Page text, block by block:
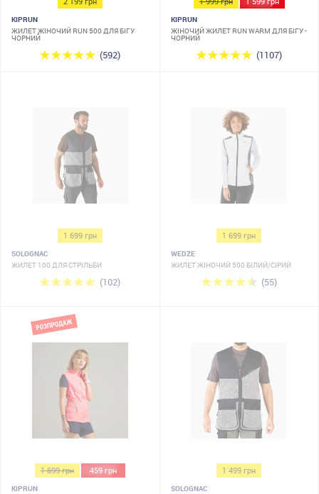
KIPRUN
ЖИЛЕТ ЖІНОЧИЙ RUN 500 ДЛЯ БІГУ
ЧОРНИЙ
(592)
KIPRUN
ЖІНОЧИЙ ЖИЛЕТ RUN WARM ДЛЯ БІГУ -
ЧОРНИЙ
(1107)
1 699 грн
SOLOGNAC
ЖИЛЕТ 100 ДЛЯ СТРІЛЬБИ
(102)
1 699 грн
WEDZE
ЖИЛЕТ ЖІНОЧИЙ 500 БІЛИЙ/СІРИЙ
(55)
1 699 грн 459 грн
KIPRUN
1 499 грн
SOLOGNAC